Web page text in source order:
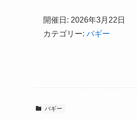
開催日: 2026年3月22日
カテゴリー: バギー
バギー